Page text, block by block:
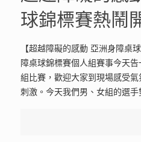
球錦標賽熱鬧
【超越障礙的感動 亞洲身障桌
障桌球錦標賽個人組賽事今天
組比賽，歡迎大家到現場感受
刺激。今天我們男、女組的選手